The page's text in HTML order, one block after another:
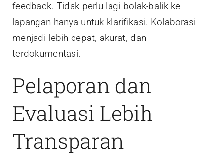
feedback. Tidak perlu lagi bolak-balik ke
lapangan hanya untuk klarifikasi. Kolaborasi
menjadi lebih cepat, akurat, dan
terdokumentasi.
Pelaporan dan
Evaluasi Lebih
Transparan